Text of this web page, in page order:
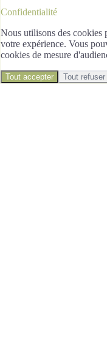
Confidentialité
Nous utilisons des cookies
votre expérience. Vous
cookies de mesure
Tout accepter Tout refuser